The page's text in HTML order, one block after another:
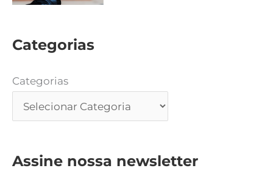
Categorias
Categorias
Assine nossa newsletter